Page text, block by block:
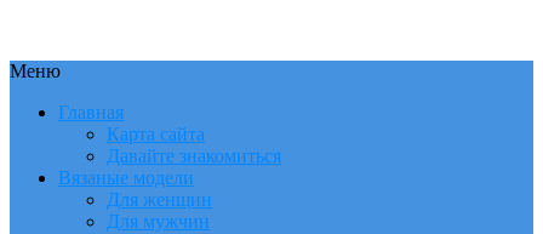
Меню
Главная
Карта сайта
Давайте знакомиться
Вязаные модели
Для женщин
Для мужчин